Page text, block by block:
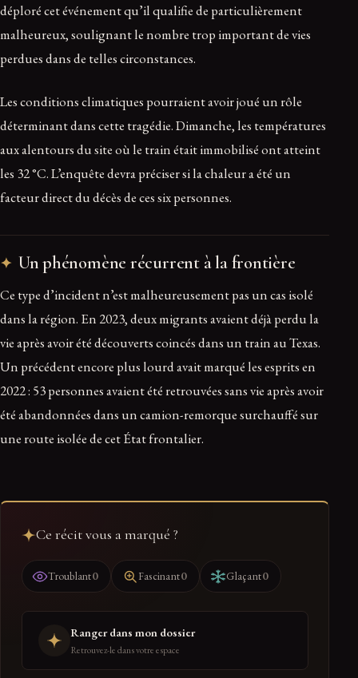
déploré cet événement qu’il qualifie de particulièrement
malheureux, soulignant le nombre trop important de vies
perdues dans de telles circonstances.
Les conditions climatiques pourraient avoir joué un rôle
déterminant dans cette tragédie. Dimanche, les températures
aux alentours du site où le train était immobilisé ont atteint
les 32 °C. L’enquête devra préciser si la chaleur a été un
facteur direct du décès de ces six personnes.
Un phénomène récurrent à la frontière
Ce type d’incident n’est malheureusement pas un cas isolé
dans la région. En 2023, deux migrants avaient déjà perdu la
vie après avoir été découverts coincés dans un train au Texas.
Un précédent encore plus lourd avait marqué les esprits en
2022 : 53 personnes avaient été retrouvées sans vie après avoir
été abandonnées dans un camion-remorque surchauffé sur
une route isolée de cet État frontalier.
Ce récit vous a marqué ?
Troublant0 Fascinant0 Glaçant0
Ranger dans mon dossier
Retrouvez-le dans votre espace